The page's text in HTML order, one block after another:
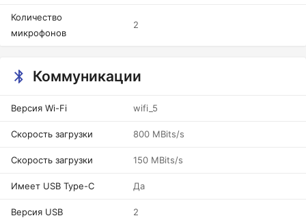
Количество
микрофонов
2
Коммуникации
Версия Wi-Fi wifi_5
Скорость загрузки 800 MBits/s
Скорость загрузки 150 MBits/s
Имеет USB Type-C Да
Версия USB 2